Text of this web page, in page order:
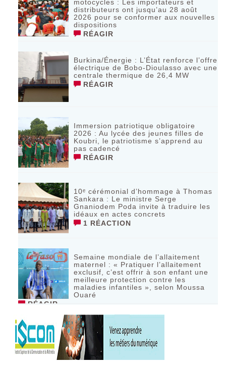
motocycles : Les importateurs et
distributeurs ont jusqu’au 28 août
2026 pour se conformer aux nouvelles
dispositions
RÉAGIR
Burkina/Énergie : L’État renforce l’offre
électrique de Bobo-Dioulasso avec une
centrale thermique de 26,4 MW
RÉAGIR
Immersion patriotique obligatoire
2026 : Au lycée des jeunes filles de
Koubri, le patriotisme s’apprend au
pas cadencé
RÉAGIR
10ᵉ cérémonial d’hommage à Thomas
Sankara : Le ministre Serge
Gnaniodem Poda invite à traduire les
idéaux en actes concrets
1 RÉACTION
Semaine mondiale de l’allaitement
maternel : « Pratiquer l’allaitement
exclusif, c’est offrir à son enfant une
meilleure protection contre les
maladies infantiles », selon Moussa
Ouaré
RÉAGIR